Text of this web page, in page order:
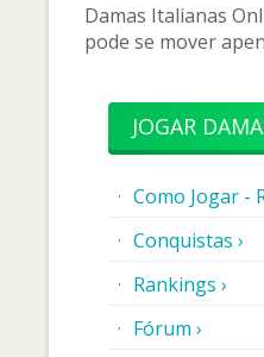
Damas Italianas
pode se mover
JOGAR
Como Jogar -
Conquistas ›
Rankings ›
Fórum ›